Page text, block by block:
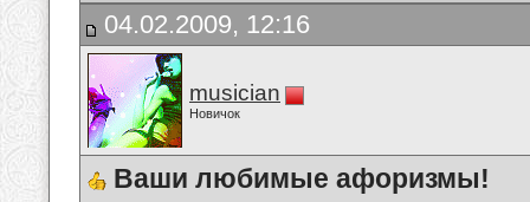
04.02.2009, 12:16
musician
Новичок
Ваши любимые афоризмы!